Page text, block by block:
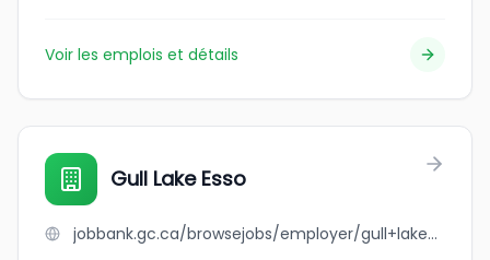
Voir les emplois et détails
Gull Lake Esso
jobbank.gc.ca/browsejobs/employer/gull+lake+esso/ca